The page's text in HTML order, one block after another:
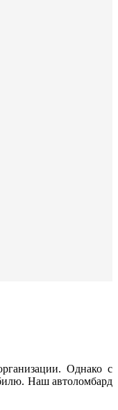
Однако с
Наш автоломбард